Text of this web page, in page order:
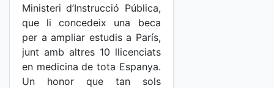
Ministeri d’Instrucció Pública,
que li concedeix una beca
per a ampliar estudis a París,
junt amb altres 10 llicenciats
en medicina de tota Espanya.
Un honor que tan sols